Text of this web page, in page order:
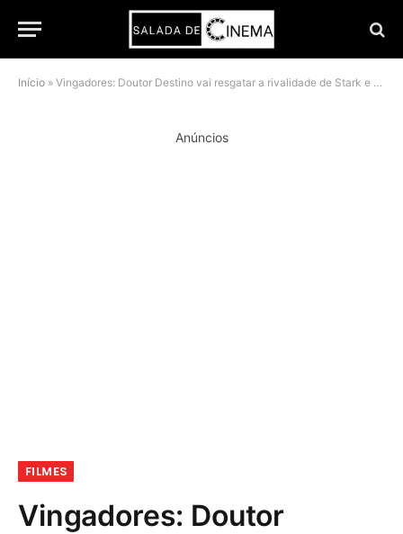
Início » Vingadores: Doutor Destino vai resgatar a rivalidade de Stark e Rogers e Robert Downey Jr. muda tudo
Anúncios
FILMES
Vingadores: Doutor